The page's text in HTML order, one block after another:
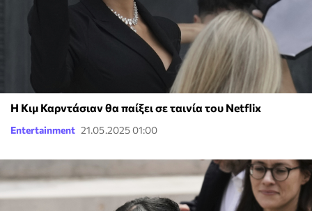
Η Κιμ Καρντάσιαν θα παίξει σε ταινία του Netflix
Entertainment 21.05.2025 01:00